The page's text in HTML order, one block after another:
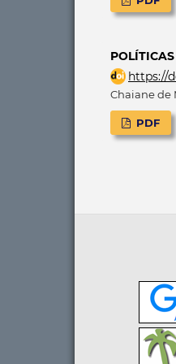
https://
Chaiane de
PDF